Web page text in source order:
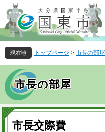
ー
ジ
の
先
頭
で
。
ニ
ュ
ー
を
飛
ば
て
文
へ
トップページ > 市長の部屋
市長の部屋
本
文
市長交際費